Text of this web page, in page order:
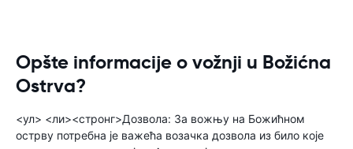
Opšte informacije o vožnji u Božićna
Ostrva?
<ул> <ли><стронг>Дозвола: За вожњу на Божићном
острву потребна је важећа возачка дозвола из било које